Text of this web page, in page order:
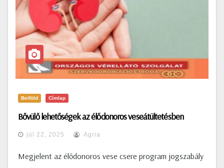
Belföld Címlap
Bővülő lehetőségek az élődonoros veseátültetésben
júl 22, 2025 Agria
Megjelent az élődonoros vese csere program jogszabály